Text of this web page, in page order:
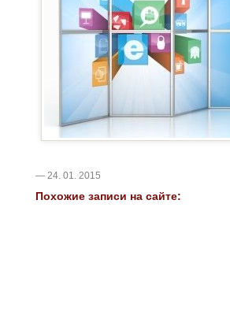
— 24. 01. 2015
Похожие записи на сайте: